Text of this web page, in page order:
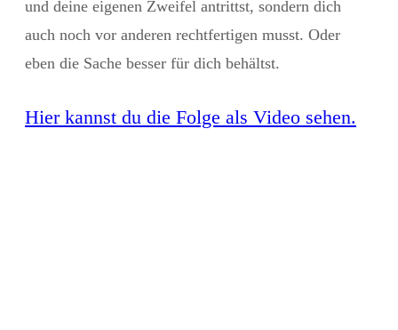
und deine eigenen Zweifel antrittst, sondern dich
auch noch vor anderen rechtfertigen musst. Oder
eben die Sache besser für dich behältst.
Hier kannst du die Folge als Video sehen.